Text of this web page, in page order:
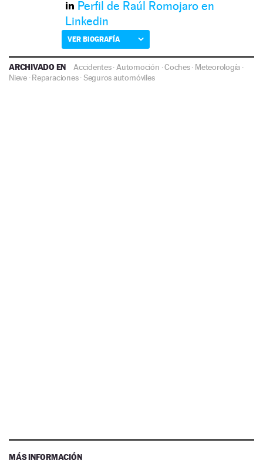
Perfil de Raúl Romojaro en
Linkedin
VER BIOGRAFÍA
ARCHIVADO EN Accidentes· Automoción ·Coches· Meteorología ·
Nieve·Reparaciones·Seguros automóviles
MÁS INFORMACIÓN